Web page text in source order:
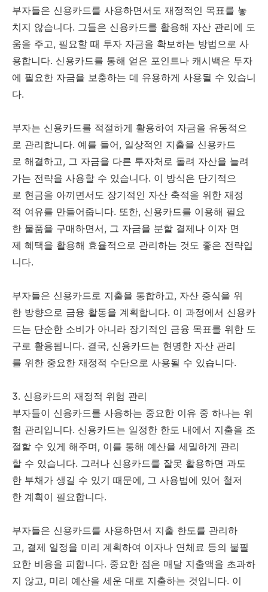
부자들은 신용카드를 사용하면서도 재정적인 목표를 놓
치지 않습니다. 그들은 신용카드를 활용해 자산 관리에 도
움을 주고, 필요할 때 투자 자금을 확보하는 방법으로 사
용합니다. 신용카드를 통해 얻은 포인트나 캐시백은 투자
에 필요한 자금을 보충하는 데 유용하게 사용될 수 있습니
다.
부자는 신용카드를 적절하게 활용하여 자금을 유동적으
로 관리합니다. 예를 들어, 일상적인 지출을 신용카드
로 해결하고, 그 자금을 다른 투자처로 돌려 자산을 늘려
가는 전략을 사용할 수 있습니다. 이 방식은 단기적으
로 현금을 아끼면서도 장기적인 자산 축적을 위한 재정
적 여유를 만들어줍니다. 또한, 신용카드를 이용해 필요
한 물품을 구매하면서, 그 자금을 분할 결제나 이자 면
제 혜택을 활용해 효율적으로 관리하는 것도 좋은 전략입
니다.
부자들은 신용카드로 지출을 통합하고, 자산 증식을 위
한 방향으로 금융 활동을 계획합니다. 이 과정에서 신용카
드는 단순한 소비가 아니라 장기적인 금융 목표를 위한 도
구로 활용됩니다. 결국, 신용카드는 현명한 자산 관리
를 위한 중요한 재정적 수단으로 사용될 수 있습니다.
3. 신용카드의 재정적 위험 관리
부자들이 신용카드를 사용하는 중요한 이유 중 하나는 위
험 관리입니다. 신용카드는 일정한 한도 내에서 지출을 조
절할 수 있게 해주며, 이를 통해 예산을 세밀하게 관리
할 수 있습니다. 그러나 신용카드를 잘못 활용하면 과도
한 부채가 생길 수 있기 때문에, 그 사용법에 있어 철저
한 계획이 필요합니다.
부자들은 신용카드를 사용하면서 지출 한도를 관리하
고, 결제 일정을 미리 계획하여 이자나 연체료 등의 불필
요한 비용을 피합니다. 중요한 점은 매달 지출액을 초과하
지 않고, 미리 예산을 세운 대로 지출하는 것입니다. 이